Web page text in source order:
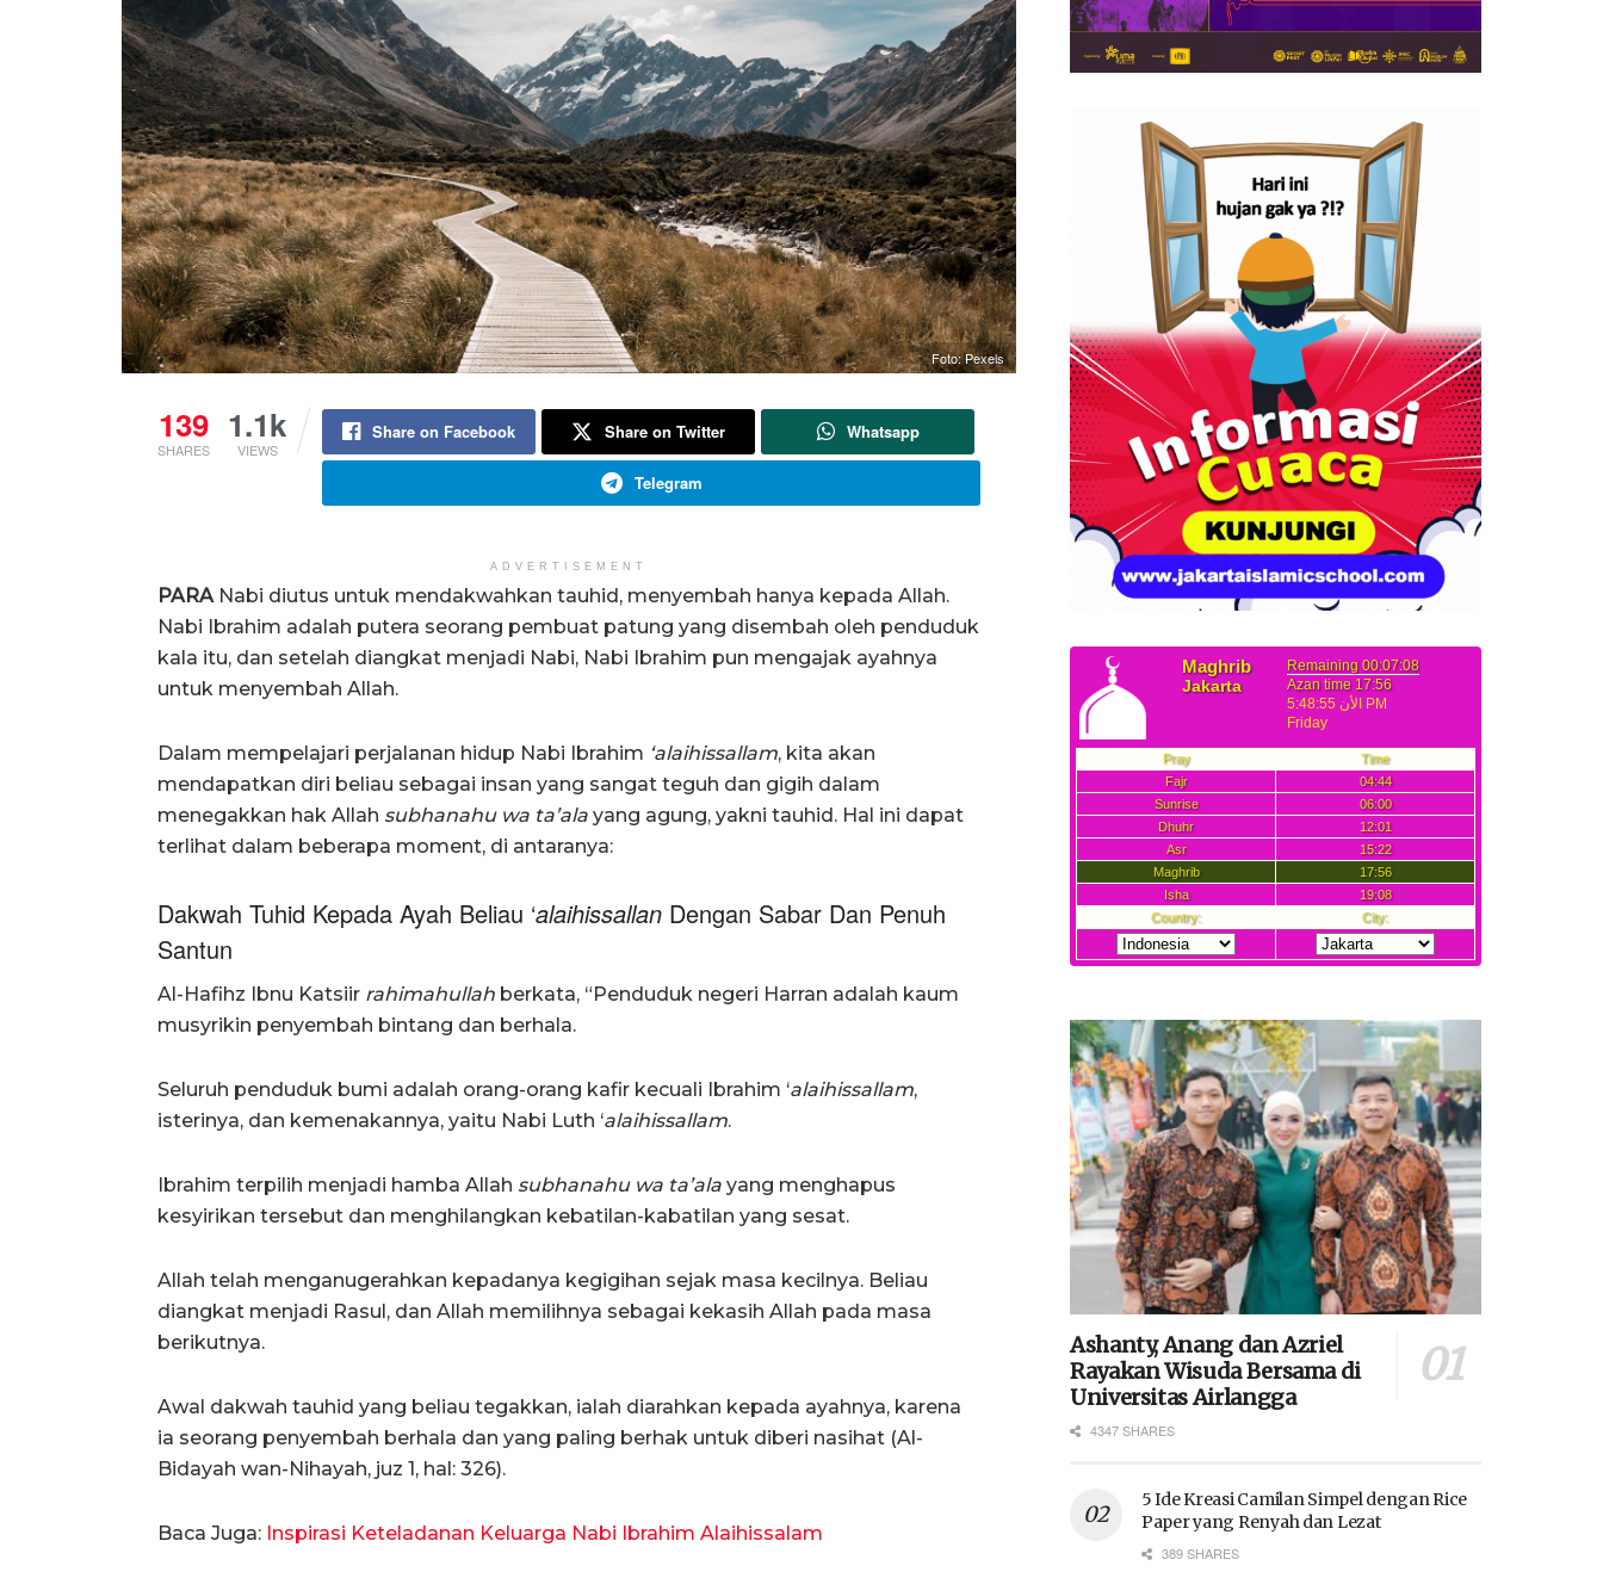
Foto: Pexels
139
SHARES
1.1k
VIEWS
Share on Facebook Share on Twitter Whatsapp
Telegram
ADVERTISEMENT
PARA Nabi diutus untuk mendakwahkan tauhid, menyembah hanya kepada Allah.
Nabi Ibrahim adalah putera seorang pembuat patung yang disembah oleh penduduk
kala itu, dan setelah diangkat menjadi Nabi, Nabi Ibrahim pun mengajak ayahnya
untuk menyembah Allah.
Dalam mempelajari perjalanan hidup Nabi Ibrahim ‘alaihissallam, kita akan
mendapatkan diri beliau sebagai insan yang sangat teguh dan gigih dalam
menegakkan hak Allah subhanahu wa ta’ala yang agung, yakni tauhid. Hal ini dapat
terlihat dalam beberapa moment, di antaranya:
Dakwah Tuhid Kepada Ayah Beliau ‘alaihissallan Dengan Sabar Dan Penuh
Santun
Al-Hafihz Ibnu Katsiir rahimahullah berkata, “Penduduk negeri Harran adalah kaum
musyrikin penyembah bintang dan berhala.
Seluruh penduduk bumi adalah orang-orang kafir kecuali Ibrahim ‘alaihissallam,
isterinya, dan kemenakannya, yaitu Nabi Luth ‘alaihissallam.
Ibrahim terpilih menjadi hamba Allah subhanahu wa ta’ala yang menghapus
kesyirikan tersebut dan menghilangkan kebatilan-kabatilan yang sesat.
Allah telah menganugerahkan kepadanya kegigihan sejak masa kecilnya. Beliau
diangkat menjadi Rasul, dan Allah memilihnya sebagai kekasih Allah pada masa
berikutnya.
Awal dakwah tauhid yang beliau tegakkan, ialah diarahkan kepada ayahnya, karena
ia seorang penyembah berhala dan yang paling berhak untuk diberi nasihat (Al-
Bidayah wan-Nihayah, juz 1, hal: 326).
Baca Juga: Inspirasi Keteladanan Keluarga Nabi Ibrahim Alaihissalam
Ashanty, Anang dan Azriel
Rayakan Wisuda Bersama di
Universitas Airlangga
4347 SHARES
5 Ide Kreasi Camilan Simpel dengan Rice
Paper yang Renyah dan Lezat
389 SHARES